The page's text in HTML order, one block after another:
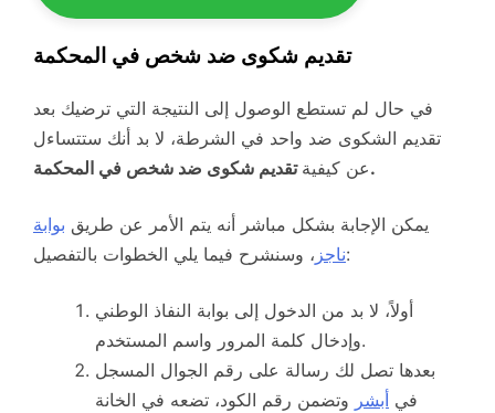
تقديم شكوى ضد شخص في المحكمة
في حال لم تستطع الوصول إلى النتيجة التي ترضيك بعد
تقديم الشكوى ضد واحد في الشرطة، لا بد أنك ستتساءل
عن كيفيةتقديم شكوى ضد شخص في المحكمة.
يمكن الإجابة بشكل مباشر أنه يتم الأمر عن طريق بوابة
ناجز، وسنشرح فيما يلي الخطوات بالتفصيل:
أولاً، لا بد من الدخول إلى بوابة النفاذ الوطني
وإدخال كلمة المرور واسم المستخدم.
بعدها تصل لك رسالة على رقم الجوال المسجل
في أبشر وتضمن رقم الكود، تضعه في الخانة